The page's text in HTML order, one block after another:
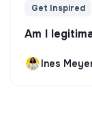
Get Inspired
Am I
Ines